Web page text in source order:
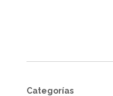
u
c
Categorías